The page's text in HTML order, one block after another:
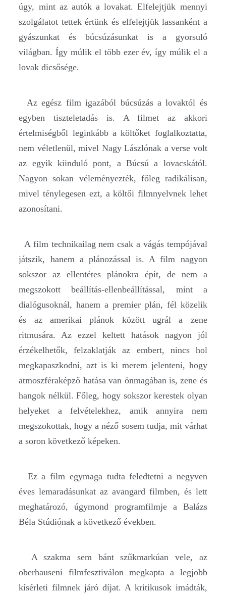
úgy, mint az autók a lovakat. Elfelejtjük mennyi
szolgálatot tettek értünk és elfelejtjük lassanként a
gyászunkat és búcsúzásunkat is a gyorsuló
világban. Így múlik el több ezer év, így múlik el a
lovak dicsősége.
Az egész film igazából búcsúzás a lovaktól és
egyben tiszteletadás is. A filmet az akkori
értelmiségből leginkább a költőket foglalkoztatta,
nem véletlenül, mivel Nagy Lászlónak a verse volt
az egyik kiinduló pont, a Búcsú a lovacskától.
Nagyon sokan véleményezték, főleg radikálisan,
mivel ténylegesen ezt, a költői filmnyelvnek lehet
azonosítani.
A film technikailag nem csak a vágás tempójával
játszik, hanem a plánozással is. A film nagyon
sokszor az ellentétes plánokra épít, de nem a
megszokott beállítás-ellenbeállítással, mint a
dialógusoknál, hanem a premier plán, fél közelik
és az amerikai plánok között ugrál a zene
ritmusára. Az ezzel keltett hatások nagyon jól
érzékelhetők, felzaklatják az embert, nincs hol
megkapaszkodni, azt is ki merem jelenteni, hogy
atmoszféraképző hatása van önmagában is, zene és
hangok nélkül. Főleg, hogy sokszor kerestek olyan
helyeket a felvételekhez, amik annyira nem
megszokottak, hogy a néző sosem tudja, mit várhat
a soron következő képeken.
Ez a film egymaga tudta feledtetni a negyven
éves lemaradásunkat az avangard filmben, és lett
meghatározó, úgymond programfilmje a Balázs
Béla Stúdiónak a következő években.
A szakma sem bánt szűkmarkúan vele, az
oberhauseni filmfesztiválon megkapta a legjobb
kísérleti filmnek járó díjat. A kritikusok imádták,